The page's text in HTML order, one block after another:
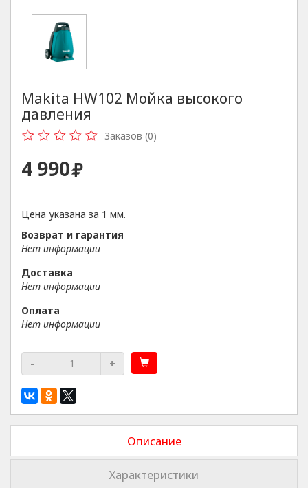
Makita HW102 Мойка высокого
давления
Заказов (0)
4 990
Цена указана за 1 мм.
Возврат и гарантия
Нет информации
Доставка
Нет информации
Оплата
Нет информации
- +
Описание
Характеристики